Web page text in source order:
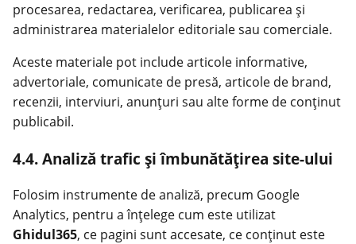
procesarea, redactarea, verificarea, publicarea și
administrarea materialelor editoriale sau comerciale.
Aceste materiale pot include articole informative,
advertoriale, comunicate de presă, articole de brand,
recenzii, interviuri, anunțuri sau alte forme de conținut
publicabil.
4.4. Analiză trafic și îmbunătățirea site-ului
Folosim instrumente de analiză, precum Google
Analytics, pentru a înțelege cum este utilizat
Ghidul365, ce pagini sunt accesate, ce conținut este